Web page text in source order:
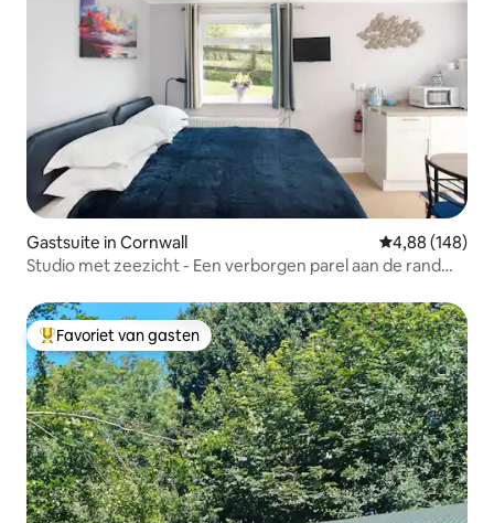
Gastsuite in Cornwall Gemiddelde
4,88 (148)
Studio met zeezicht - Een verborgen parel aan de rand
Topfavoriet van gasten
Favoriet van gasten